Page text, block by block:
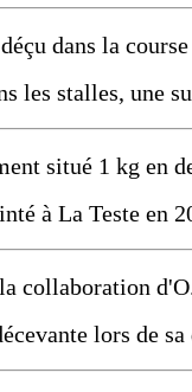
dans la
les stalles, une
situé 1 kg en
à La Teste en
collaboration
lors de